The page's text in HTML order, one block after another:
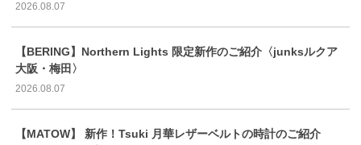
2026.08.07
【BERING】Northern Lights 限定新作のご紹介〈junksルクア
大阪・梅田〉
2026.08.07
【MATOW】 新作！Tsuki 月華レザーベルトの時計のご紹介